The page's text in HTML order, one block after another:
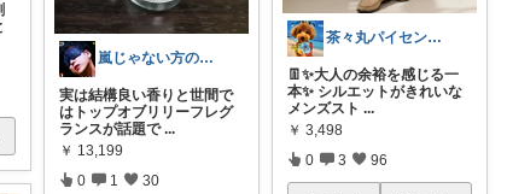
嵐じゃない方のニノ
実は結構良い香りと世間で
はトップオブリリーフレグ
ランスが話題で ...
￥ 13,199
0 1 30
茶々丸パイセン✨イケメンに変身🌟
👖✨大人の余裕を感じる一
本✨ シルエットがきれいな
メンズスト ...
￥ 3,498
0 3 96